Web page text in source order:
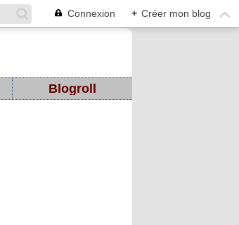
Connexion + Créer mon blog
Blogroll